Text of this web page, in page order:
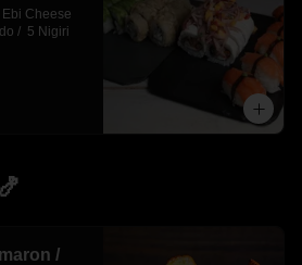
Cheese
/  5 Nigiri
/